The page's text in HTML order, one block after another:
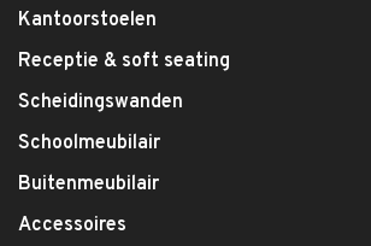
Kantoorstoelen
Receptie & soft seating
Scheidingswanden
Schoolmeubilair
Buitenmeubilair
Accessoires